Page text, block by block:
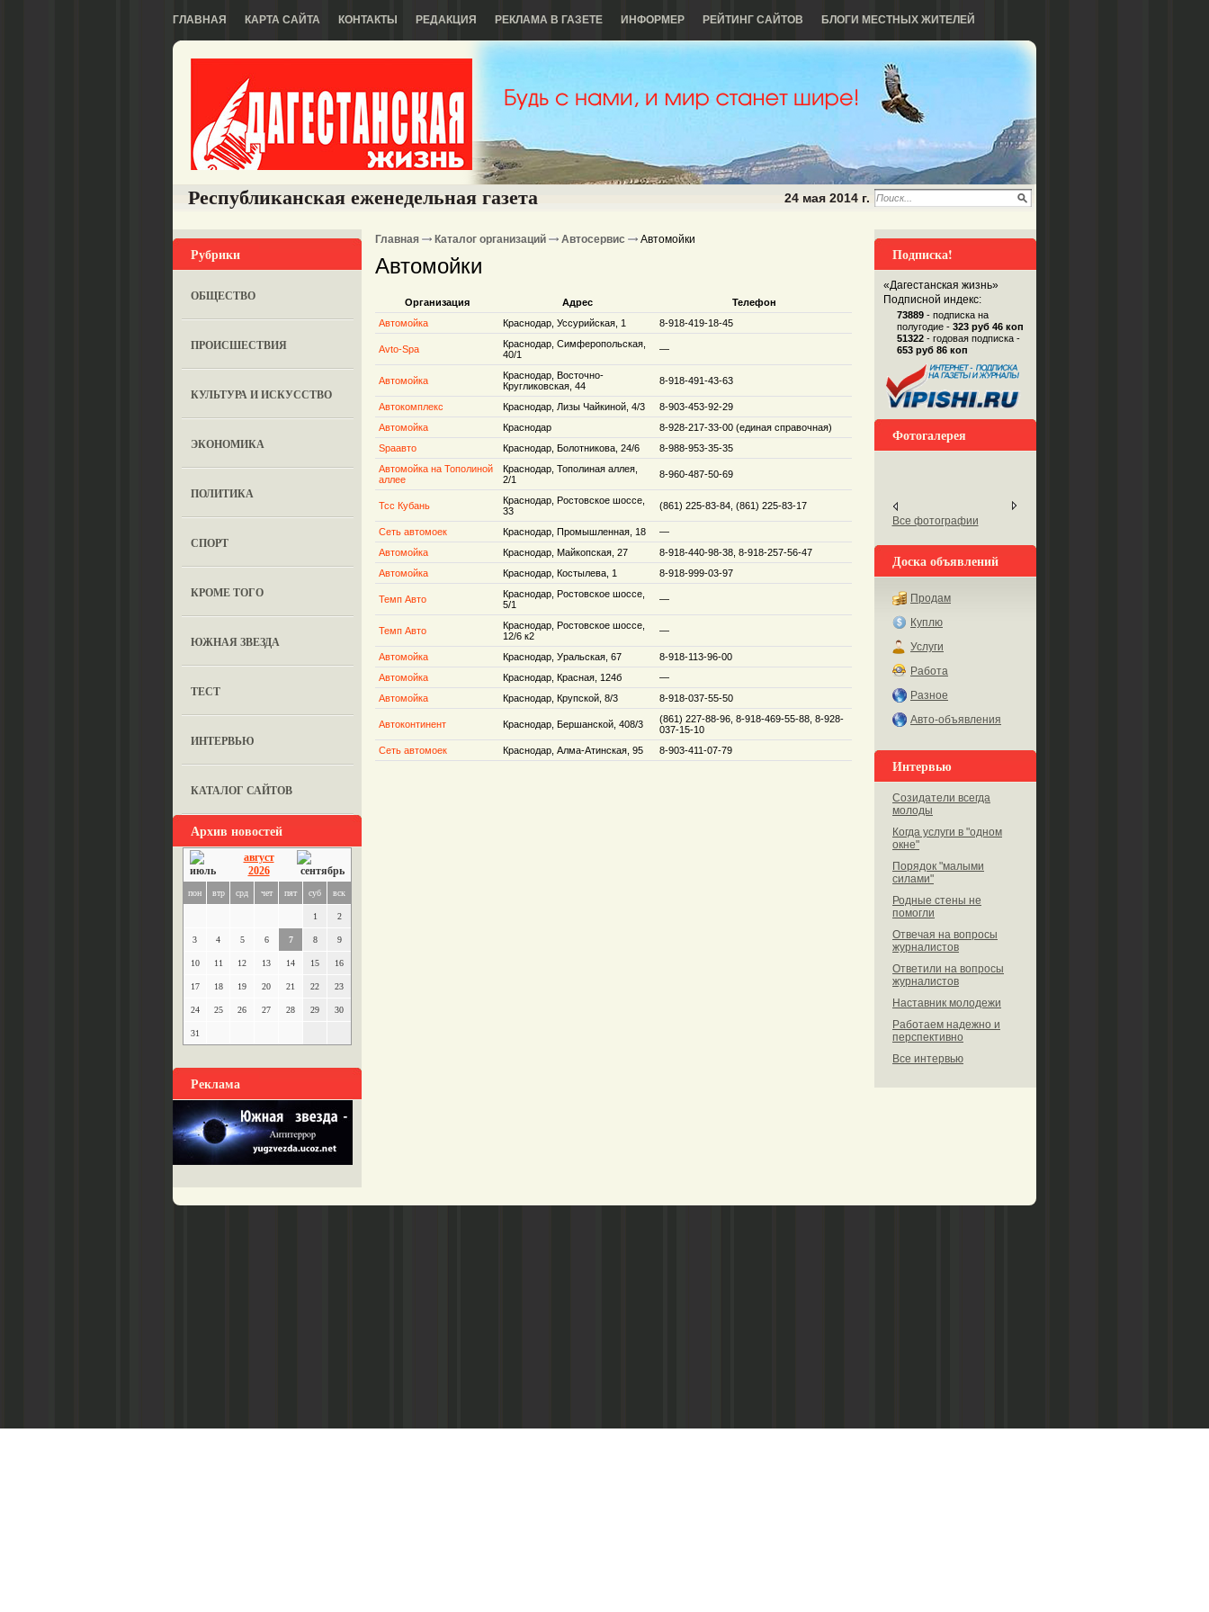
ГЛАВНАЯ КАРТА САЙТА КОНТАКТЫ РЕДАКЦИЯ РЕКЛАМА В ГАЗЕТЕ ИНФОРМЕР РЕЙТИНГ САЙТОВ БЛОГИ МЕСТНЫХ ЖИТЕЛЕЙ
Республиканская еженедельная газета 24 мая 2014 г.
Рубрики
ОБЩЕСТВО
ПРОИСШЕСТВИЯ
КУЛЬТУРА И ИСКУССТВО
ЭКОНОМИКА
ПОЛИТИКА
СПОРТ
КРОМЕ ТОГО
ЮЖНАЯ ЗВЕЗДА
ТЕСТ
ИНТЕРВЬЮ
КАТАЛОГ САЙТОВ
Архив новостей
август
2026
пон втр срд чет пят суб вск
1 2
3 4 5 6 7 8 9
10 11 12 13 14 15 16
17 18 19 20 21 22 23
24 25 26 27 28 29 30
31
Реклама
Главная Каталог организаций Автосервис Автомойки
Автомойки
Организация Адрес
Телефон
Автомойка
Краснодар, Уссурийская, 1 8-918-419-18-45
Аvto-Spa
Краснодар, Симферопольская,
40/1
—
Автомойка
Краснодар, Восточно-
Кругликовская, 44
8-918-491-43-63
Автокомплекс Краснодар, Лизы Чайкиной, 4/3
8-903-453-92-29
Автомойка
Краснодар
8-928-217-33-00 (единая справочная)
Spаавто
Краснодар, Болотникова, 24/6
8-988-953-35-35
Автомойка на Тополиной
аллее
Краснодар, Тополиная аллея,
2/1
8-960-487-50-69
Тсс Кубань
Краснодар, Ростовское шоссе,
33
(861) 225-83-84, (861) 225-83-17
Сеть автомоек Краснодар, Промышленная, 18
—
Автомойка
Краснодар, Майкопская, 27
8-918-440-98-38, 8-918-257-56-47
Автомойка
Краснодар, Костылева, 1 8-918-999-03-97
Темп Авто
Краснодар, Ростовское шоссе,
5/1
—
Темп Авто
Краснодар, Ростовское шоссе,
12/6 к2
—
Автомойка Краснодар, Уральская, 67
8-918-113-96-00
Автомойка
Краснодар, Красная, 124б
—
Автомойка
Краснодар, Крупской, 8/3 8-918-037-55-50
Автоконтинент Краснодар, Бершанской, 408/3
(861) 227-88-96, 8-918-469-55-88, 8-928-
037-15-10
Сеть автомоек
Краснодар, Алма-Атинская, 95 8-903-411-07-79
Подписка!
«Дагестанская жизнь»
Подписной индекс:
73889 - подписка на
полугодие - 323 руб 46 коп
51322 - годовая подписка -
653 руб 86 коп
Фотогалерея
Все фотографии
Доска объявлений
Продам
Куплю
Услуги
Работа
Разное
Авто-объявления
Интервью
Созидатели всегда
молоды
Когда услуги в "одном
окне"
Порядок "малыми
силами"
Родные стены не
помогли
Отвечая на вопросы
журналистов
Ответили на вопросы
журналистов
Наставник молодежи
Работаем надежно и
перспективно
Все интервью